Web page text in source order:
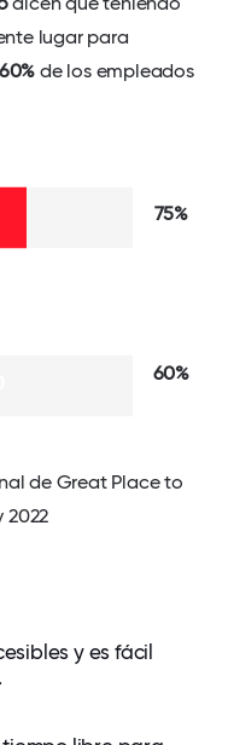
lugar para
60% de los empleados
75%
60%
de Great Place to
2022
y es fácil